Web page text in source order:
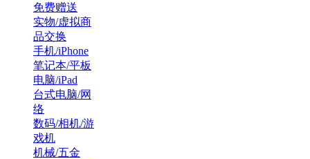
免费赠送
实物/虚拟商
品交换
手机/iPhone
笔记本/平板
电脑/iPad
台式电脑/网
络
数码/相机/游
戏机
机械/五金